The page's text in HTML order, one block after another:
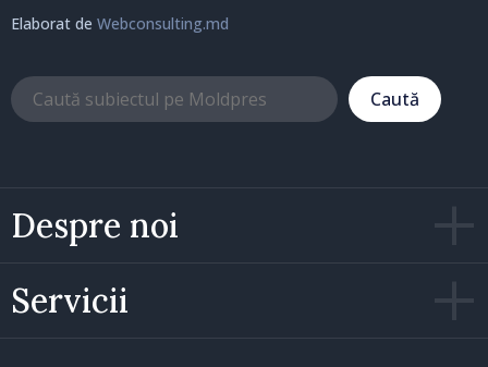
Despre noi
Servicii
Elaborat de Webconsulting.md
Caută